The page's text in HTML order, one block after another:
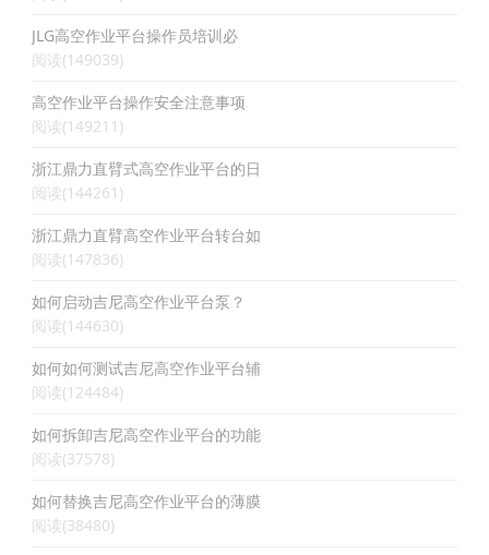
JLG高空作业平台操作员培训必
阅读(149039)
高空作业平台操作安全注意事项
阅读(149211)
浙江鼎力直臂式高空作业平台的日
阅读(144261)
浙江鼎力直臂高空作业平台转台如
阅读(147836)
如何启动吉尼高空作业平台泵？
阅读(144630)
如何如何测试吉尼高空作业平台辅
阅读(124484)
如何拆卸吉尼高空作业平台的功能
阅读(37578)
如何替换吉尼高空作业平台的薄膜
阅读(38480)